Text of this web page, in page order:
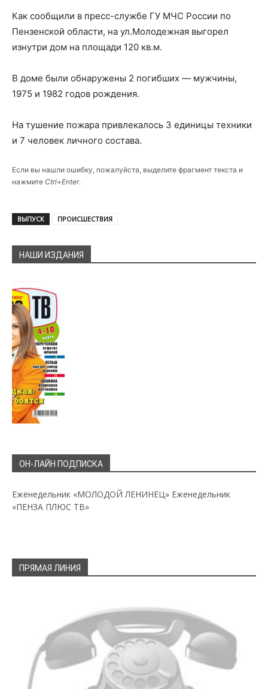
Как сообщили в пресс-службе ГУ МЧС России по
Пензенской области, на ул.Молодежная выгорел
изнутри дом на площади 120 кв.м.
В доме были обнаружены 2 погибших — мужчины,
1975 и 1982 годов рождения.
На тушение пожара привлекалось 3 единицы техники
и 7 человек личного состава.
Если вы нашли ошибку, пожалуйста, выделите фрагмент текста и
нажмите Ctrl+Enter.
ВЫПУСК ПРОИСШЕСТВИЯ
НАШИ ИЗДАНИЯ
ОН-ЛАЙН ПОДПИСКА
Еженедельник «МОЛОДОЙ ЛЕНИНЕЦ» Еженедельник
«ПЕНЗА ПЛЮС ТВ»
ПРЯМАЯ ЛИНИЯ